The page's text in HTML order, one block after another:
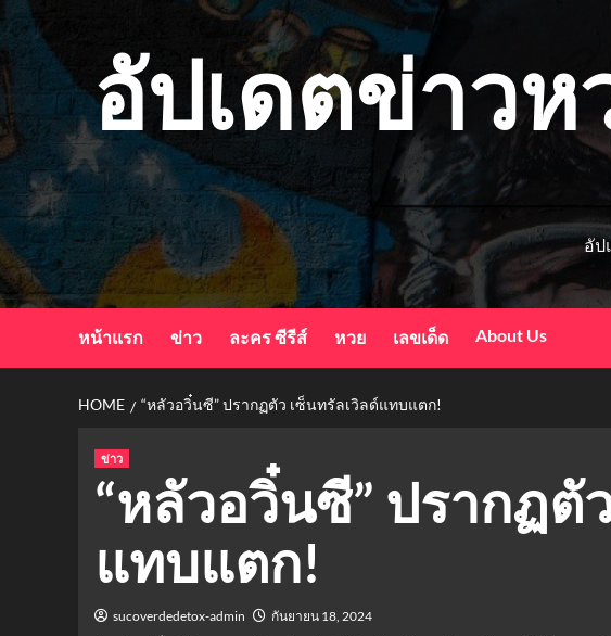
content
อัปเดตข่าวห
อัป
หน้าแรก ข่าว ละคร ซีรีส์ หวย เลขเด็ด About Us
HOME “หลัวอวิ๋นซี” ปรากฏตัว เซ็นทรัลเวิลด์แทบแตก!
ข่าว
“หลัวอวิ๋นซี” ปรากฏตั
แทบแตก!
sucoverdedetox-admin กันยายน 18, 2024